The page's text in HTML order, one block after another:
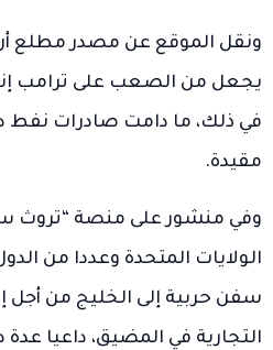
ونقل الموقع عن مصدر مطلع
يجعل من الصعب على ترامب
في ذلك، ما دامت صادرات نفط
مقيدة.
وفي منشور على منصة “تروث
الولايات المتحدة وعددا من
سفن حربية إلى الخليج من أجل
التجارية في المضيق، داعيا